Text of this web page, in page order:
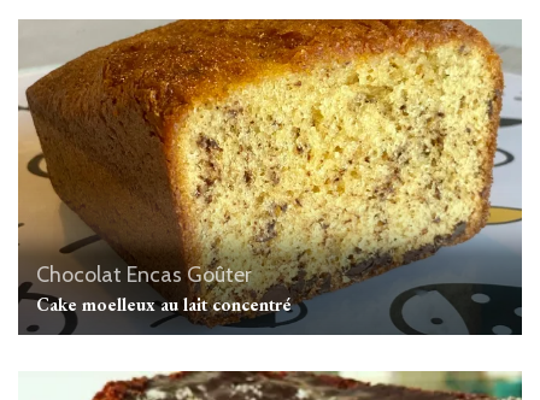
Chocolat Encas Goûter
Cake moelleux au lait concentré